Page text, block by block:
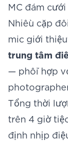
MC đám
Nhiều cặp
mic giới
trung tâm
— phối hợp
Tổng thời
trên 4 giờ
định nhịp